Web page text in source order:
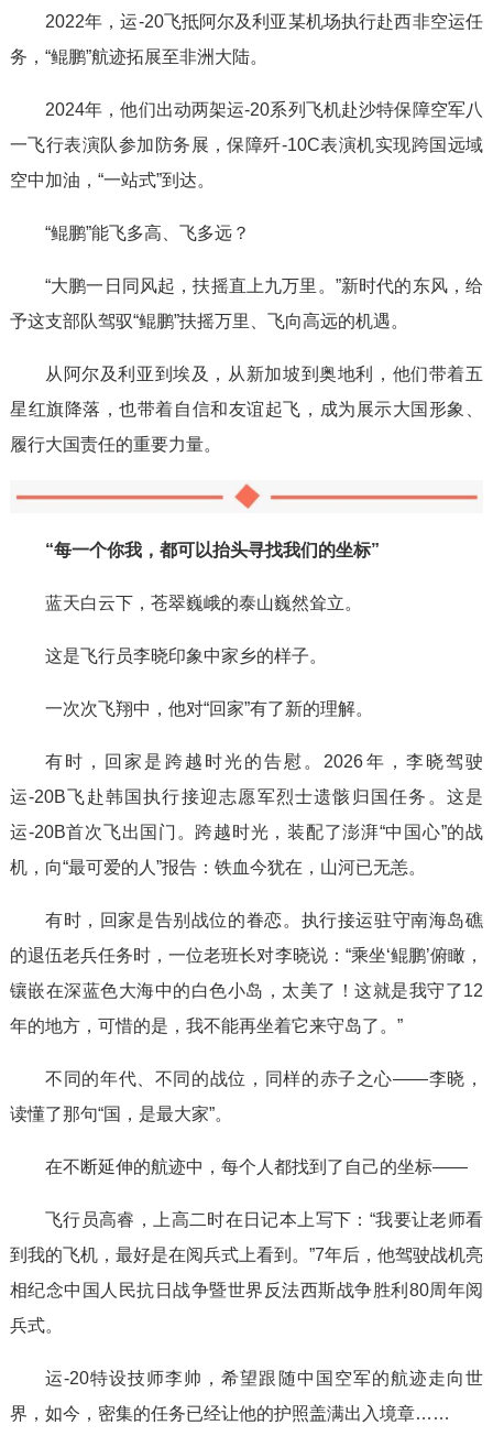
2022年，运-20飞抵阿尔及利亚某机场执行赴西非空运任
务，“鲲鹏”航迹拓展至非洲大陆。
2024年，他们出动两架运-20系列飞机赴沙特保障空军八
一飞行表演队参加防务展，保障歼-10C表演机实现跨国远域
空中加油，“一站式”到达。
“鲲鹏”能飞多高、飞多远？
“大鹏一日同风起，扶摇直上九万里。”新时代的东风，给
予这支部队驾驭“鲲鹏”扶摇万里、飞向高远的机遇。
从阿尔及利亚到埃及，从新加坡到奥地利，他们带着五
星红旗降落，也带着自信和友谊起飞，成为展示大国形象、
履行大国责任的重要力量。
“每一个你我，都可以抬头寻找我们的坐标”
蓝天白云下，苍翠巍峨的泰山巍然耸立。
这是飞行员李晓印象中家乡的样子。
一次次飞翔中，他对“回家”有了新的理解。
有时，回家是跨越时光的告慰。2026年，李晓驾驶
运-20B飞赴韩国执行接迎志愿军烈士遗骸归国任务。这是
运-20B首次飞出国门。跨越时光，装配了澎湃“中国心”的战
机，向“最可爱的人”报告：铁血今犹在，山河已无恙。
有时，回家是告别战位的眷恋。执行接运驻守南海岛礁
的退伍老兵任务时，一位老班长对李晓说：“乘坐‘鲲鹏’俯瞰，
镶嵌在深蓝色大海中的白色小岛，太美了！这就是我守了12
年的地方，可惜的是，我不能再坐着它来守岛了。”
不同的年代、不同的战位，同样的赤子之心——李晓，
读懂了那句“国，是最大家”。
在不断延伸的航迹中，每个人都找到了自己的坐标——
飞行员高睿，上高二时在日记本上写下：“我要让老师看
到我的飞机，最好是在阅兵式上看到。”7年后，他驾驶战机亮
相纪念中国人民抗日战争暨世界反法西斯战争胜利80周年阅
兵式。
运-20特设技师李帅，希望跟随中国空军的航迹走向世
界，如今，密集的任务已经让他的护照盖满出入境章……